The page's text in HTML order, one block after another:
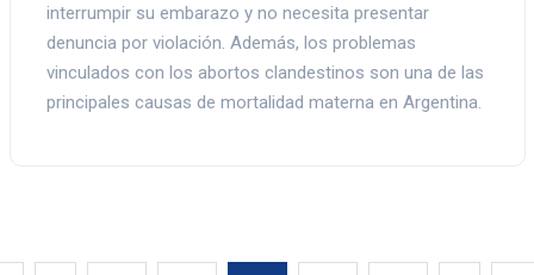
interrumpir su embarazo y no necesita presentar
denuncia por violación. Además, los problemas
vinculados con los abortos clandestinos son una de las
principales causas de mortalidad materna en Argentina.